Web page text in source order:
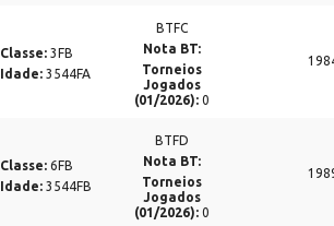
Classe: 3FB
Idade: 3544FA
BTFC
Nota BT:
Torneios
Jogados
(01/2026): 0
Classe: 6FB
Idade: 3544FB
BTFD
Nota BT:
Torneios
Jogados
(01/2026): 0